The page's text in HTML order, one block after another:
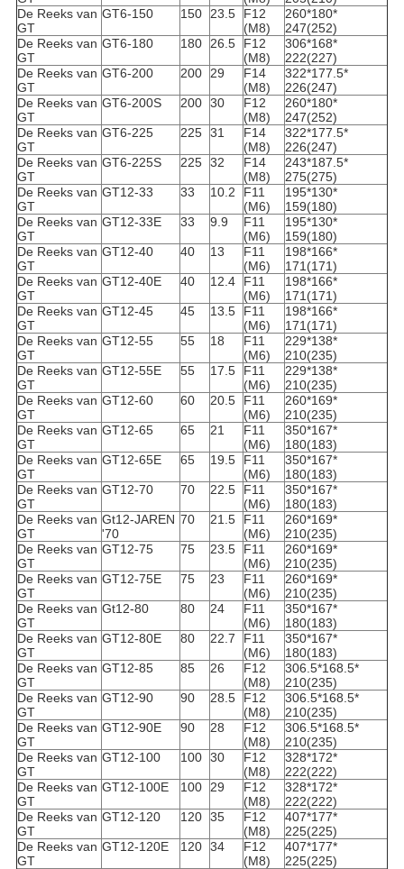
De Reeks van
GT
GT6-150 150 23.5
F12
(M8)
260*180*
247(252)
De Reeks van
GT
GT6-180 180 26.5
F12
(M8)
306*168*
222(227)
De Reeks van
GT
GT6-200 200 29
F14
(M8)
322*177.5*
226(247)
De Reeks van
GT
GT6-200S 200 30
F12
(M8)
260*180*
247(252)
De Reeks van
GT
GT6-225 225 31
F14
(M8)
322*177.5*
226(247)
De Reeks van
GT
GT6-225S 225 32
F14
(M8)
243*187.5*
275(275)
De Reeks van
GT
GT12-33 33 10.2
F11
(M6)
195*130*
159(180)
De Reeks van
GT
GT12-33E 33 9.9
F11
(M6)
195*130*
159(180)
De Reeks van
GT
GT12-40 40 13
F11
(M6)
198*166*
171(171)
De Reeks van
GT
GT12-40E 40 12.4
F11
(M6)
198*166*
171(171)
De Reeks van
GT
GT12-45 45 13.5
F11
(M6)
198*166*
171(171)
De Reeks van
GT
GT12-55 55 18
F11
(M6)
229*138*
210(235)
De Reeks van
GT
GT12-55E 55 17.5
F11
(M6)
229*138*
210(235)
De Reeks van
GT
GT12-60 60 20.5
F11
(M6)
260*169*
210(235)
De Reeks van
GT
GT12-65 65 21
F11
(M6)
350*167*
180(183)
De Reeks van
GT
GT12-65E 65 19.5
F11
(M6)
350*167*
180(183)
De Reeks van
GT
GT12-70 70 22.5
F11
(M6)
350*167*
180(183)
De Reeks van
GT
Gt12-JAREN
'70
70 21.5
F11
(M6)
260*169*
210(235)
De Reeks van
GT
GT12-75 75 23.5
F11
(M6)
260*169*
210(235)
De Reeks van
GT
GT12-75E 75 23
F11
(M6)
260*169*
210(235)
De Reeks van
GT
Gt12-80 80 24
F11
(M6)
350*167*
180(183)
De Reeks van
GT
GT12-80E 80 22.7
F11
(M6)
350*167*
180(183)
De Reeks van
GT
GT12-85 85 26
F12
(M8)
306.5*168.5*
210(235)
De Reeks van
GT
GT12-90 90 28.5
F12
(M8)
306.5*168.5*
210(235)
De Reeks van
GT
GT12-90E 90 28
F12
(M8)
306.5*168.5*
210(235)
De Reeks van
GT
GT12-100 100 30
F12
(M8)
328*172*
222(222)
De Reeks van
GT
GT12-100E 100 29
F12
(M8)
328*172*
222(222)
De Reeks van
GT
GT12-120 120 35
F12
(M8)
407*177*
225(225)
De Reeks van
GT
GT12-120E 120 34
F12
(M8)
407*177*
225(225)